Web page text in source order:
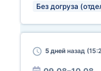
Без догруза
5 дней назад